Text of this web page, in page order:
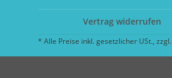
Vertrag widerrufen
* Alle Preise inkl. gesetzlicher USt., zzgl.